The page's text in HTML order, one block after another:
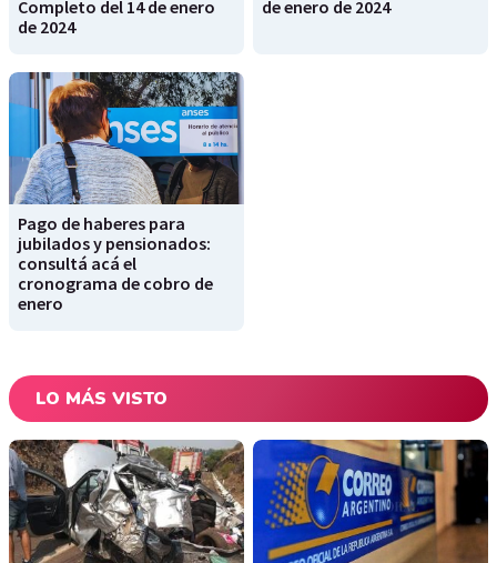
Completo del 14 de enero
de 2024
de enero de 2024
Pago de haberes para
jubilados y pensionados:
consultá acá el
cronograma de cobro de
enero
LO MÁS VISTO